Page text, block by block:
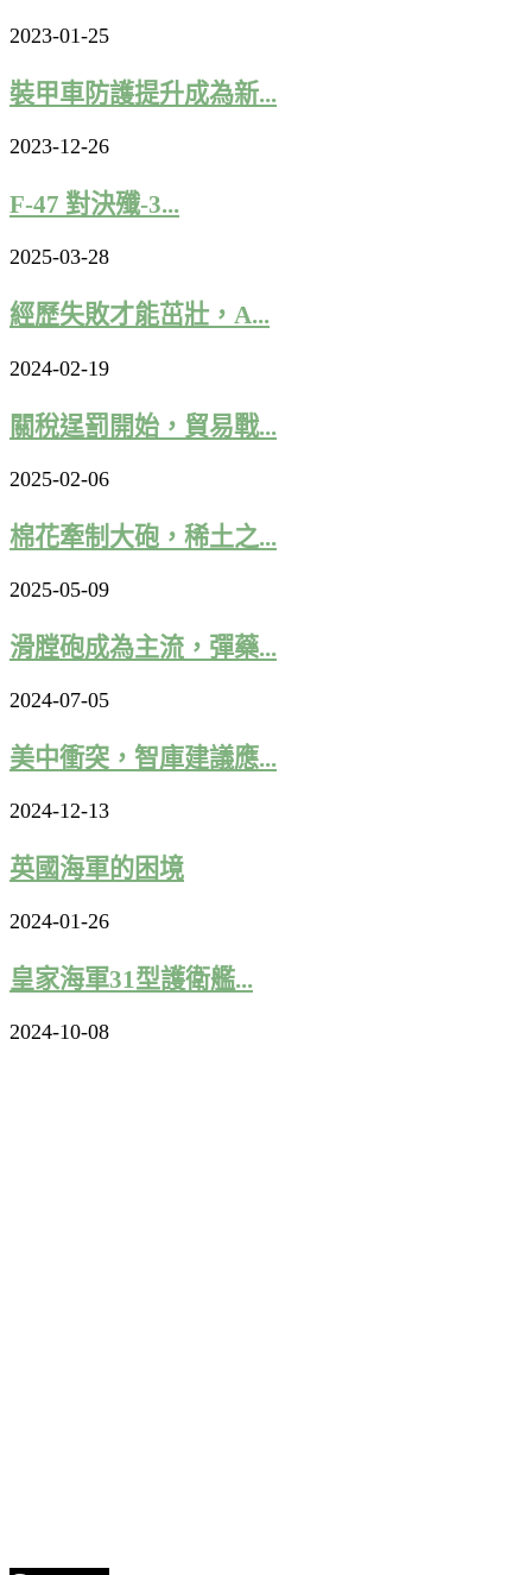
2023-01-25
裝甲車防護提升成為新...
2023-12-26
F-47 對決殲-3...
2025-03-28
經歷失敗才能茁壯，A...
2024-02-19
關稅逞罰開始，貿易戰...
2025-02-06
棉花牽制大砲，稀土之...
2025-05-09
滑膛砲成為主流，彈藥...
2024-07-05
美中衝突，智庫建議應...
2024-12-13
英國海軍的困境
2024-01-26
皇家海軍31型護衛艦...
2024-10-08